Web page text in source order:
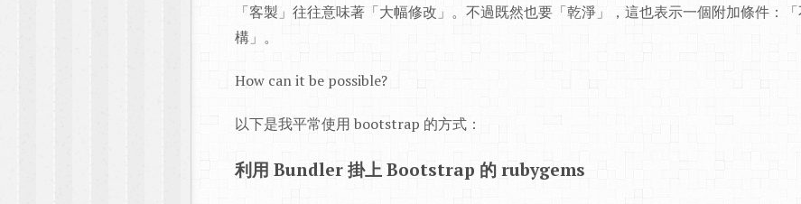
「客製」往往意味著「大幅修改」。不過既然也要「乾淨」，這也表示一個附加條件：
構」。
How can it be possible?
以下是我平常使用 bootstrap 的方式：
利用 Bundler 掛上 Bootstrap 的 rubygems